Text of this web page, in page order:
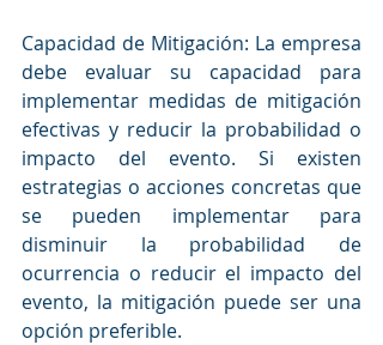
Capacidad de Mitigación: La empresa
debe evaluar su capacidad para
implementar medidas de mitigación
efectivas y reducir la probabilidad o
impacto del evento. Si existen
estrategias o acciones concretas que
se pueden implementar para
disminuir la probabilidad de
ocurrencia o reducir el impacto del
evento, la mitigación puede ser una
opción preferible.